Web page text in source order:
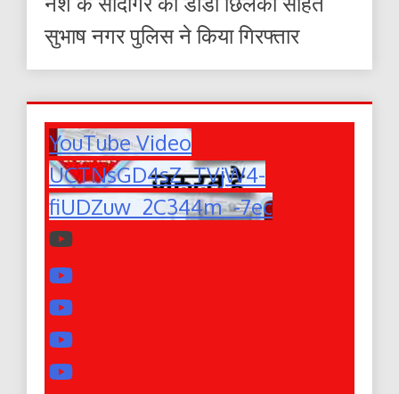
सुभाष नगर पुलिस ने किया गिरफ्तार
YouTube Video
UCTNsGD4sZ_TVjW4-
fiUDZuw_2C344m_-7ec